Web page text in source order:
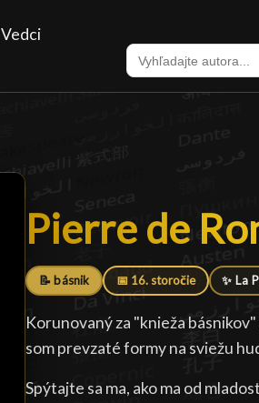
Vedci
Pierre de
Pierre de
📝 básnik 📅 16. storočie ✨ La
Korunovaný za "knieža
som prevzaté formy na sviežu
Spýtajte sa ma, ako ma od